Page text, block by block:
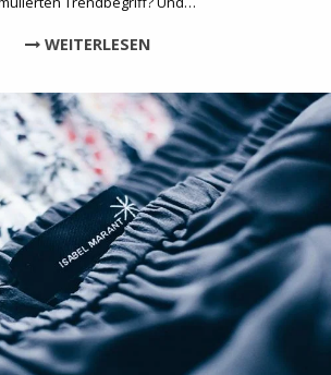
WEITERLESEN